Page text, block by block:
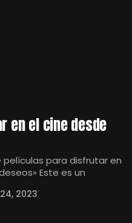
en el cine desde
para disfrutar en
Este es un
24, 2023